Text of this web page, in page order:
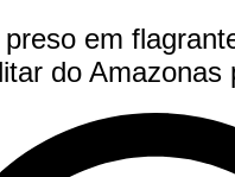
em
do Amazonas